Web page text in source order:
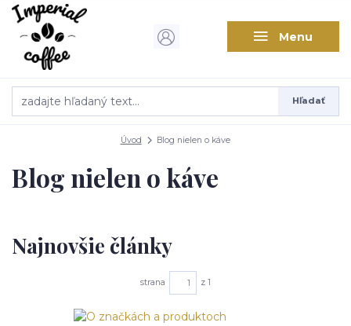
Menu
Hľadať
Úvod Blog nielen o káve
Blog nielen o káve
Najnovšie články
strana z 1